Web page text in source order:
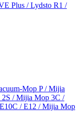
Plus / Lydsto R1 /
Mop P / Mijia
/ Mijia Mop 3C /
/ E12 / Mijia Mop